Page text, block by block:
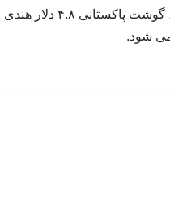
نرخ ۵.۱۰ دلار، گوشت پاکستانی ۴.۸ دلار هندی